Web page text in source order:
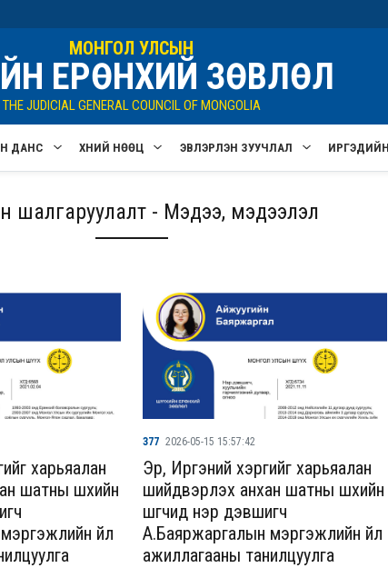
МОНГОЛ УЛСЫН
ЕРӨНХИЙ ЗӨВЛӨЛ
THE JUDICIAL GENERAL COUNCIL OF MONGOLIA
ДАНС ХҮНИЙ НӨӨЦ ЭВЛЭРҮҮЛЭН ЗУУЧЛАЛ
шалгаруулалт - Мэдээ, мэдээлэл
харьяалан
шатны шүүхийн
үйл
377 2026-05-15 15:57:42
Эрүү, Иргэний хэргийг харьяалан
шийдвэрлэх анхан шатны шүүхийн
шүүгчид нэр дэвшигч
А.Баяржаргалын мэргэжлийн үйл
ажиллагааны танилцуулга